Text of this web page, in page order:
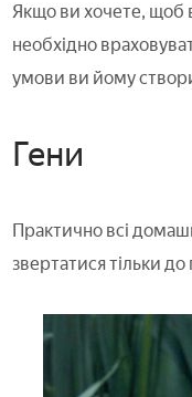
Якщо ви хочете, щоб
необхідно
умови ви йому
Гени
Практично всі
звертатися тільки